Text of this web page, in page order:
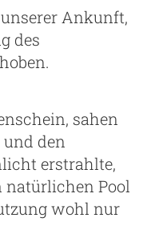
Ankunft,
des
sahen
den
erstrahlte,
natürlichen Pool
wohl nur